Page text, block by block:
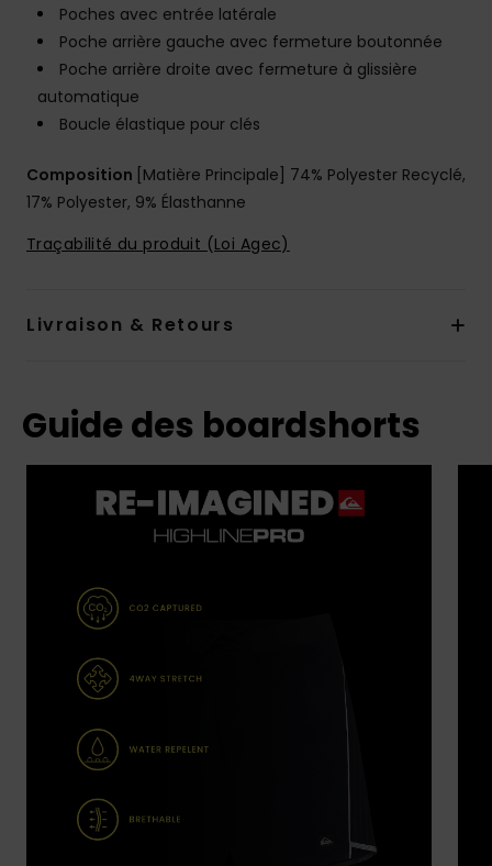
Poches avec entrée latérale
Poche arrière gauche avec fermeture boutonnée
Poche arrière droite avec fermeture à glissière
automatique
Boucle élastique pour clés
Composition [Matière Principale] 74% Polyester Recyclé,
17% Polyester, 9% Élasthanne
Traçabilité du produit (Loi Agec)
Livraison & Retours
Guide des boardshorts